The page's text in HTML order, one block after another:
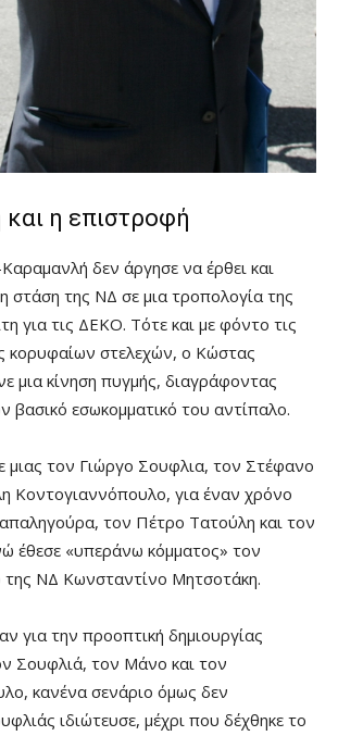
η επιστροφή
δεν άργησε να έρθει και
στάση της ΝΔ σε μια τροπολογία της
για τις ΔΕΚΟ. Τότε και με φόντο τις
κορυφαίων στελεχών, ο Κώστας
μια κίνηση πυγμής, διαγράφοντας
βασικό εσωκομματικό του αντίπαλο.
μιας τον Γιώργο Σουφλια, τον Στέφανο
Κοντογιαννόπουλο, για έναν χρόνο
τον Πέτρο Τατούλη και τον
έθεσε «υπεράνω κόμματος» τον
της ΝΔ Κωνσταντίνο Μητσοτάκη.
για την προοπτική δημιουργίας
Σουφλιά, τον Μάνο και τον
κανένα σενάριο όμως δεν
ιδιώτευσε, μέχρι που δέχθηκε το